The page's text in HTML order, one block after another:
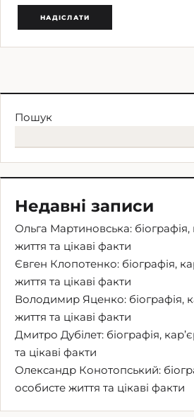
Пошук
Недавні записи
Ольга Мартиновська: біографія,
життя та цікаві факти
Євген Клопотенко: біографія,
життя та цікаві факти
Володимир Яценко: біографія,
життя та цікаві факти
Дмитро Дубілет: біографія,
та цікаві факти
Олександр Конотопський:
особисте життя та цікаві факти